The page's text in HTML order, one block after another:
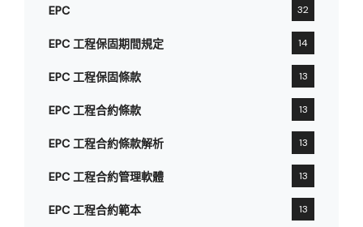
EPC 32
EPC 工程保固期間規定 14
EPC 工程保固條款 13
EPC 工程合約條款 13
EPC 工程合約條款解析 13
EPC 工程合約管理軟體 13
EPC 工程合約範本 13